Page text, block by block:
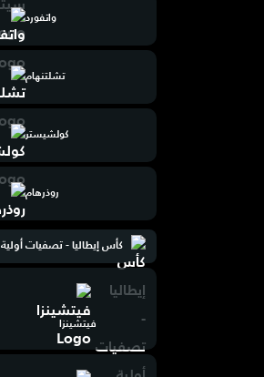
واتفورد
تشلتنهام
كولشيستر
روذرهام
كأس إيطاليا - تصفيات أولية
فيتشينزا